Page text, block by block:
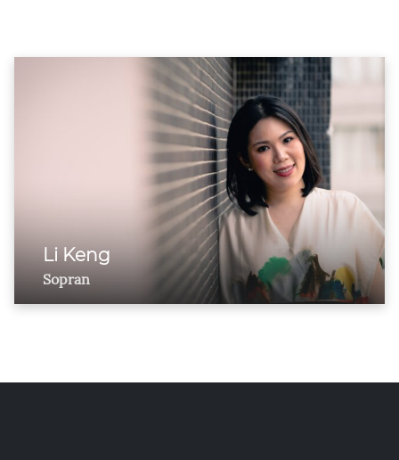
Li Keng
Sopran